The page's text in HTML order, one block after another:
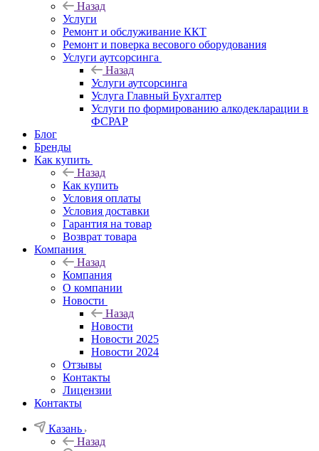
Назад
Услуги
Ремонт и обслуживание ККТ
Ремонт и поверка весового оборудования
Услуги аутсорсинга
Назад
Услуги аутсорсинга
Услуга Главный Бухгалтер
Услуги по формированию алкодекларации в
ФСРАР
Блог
Бренды
Как купить
Назад
Как купить
Условия оплаты
Условия доставки
Гарантия на товар
Возврат товара
Компания
Назад
Компания
О компании
Новости
Назад
Новости
Новости 2025
Новости 2024
Отзывы
Контакты
Лицензии
Контакты
Казань
Назад